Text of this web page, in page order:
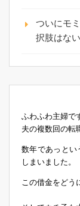
ついにモ
択肢はない
ふわふわ主婦で
夫の複数回の転
数年であっとい
しまいました。
この借金をどう